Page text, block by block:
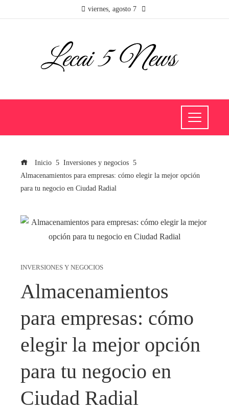
viernes, agosto 7
Inicio
Inversiones y negocios
Almacenamientos para empresas: cómo elegir la mejor opción
para tu negocio en Ciudad Radial
INVERSIONES Y NEGOCIOS
Almacenamientos
para empresas: cómo
elegir la mejor opción
para tu negocio en
Ciudad Radial